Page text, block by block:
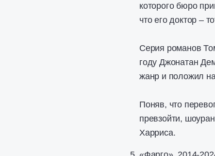
которого бюро
что его доктор –
Серия романов
году Джонатан
жанр и положил
Поняв, что
превзойти,
Харриса.